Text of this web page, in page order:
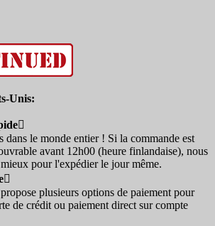
Unis:

dans le monde entier ! Si la commande est
avant 12h00 (heure finlandaise), nous
pour l'expédier le jour même.

plusieurs options de paiement pour
de crédit ou paiement direct sur compte